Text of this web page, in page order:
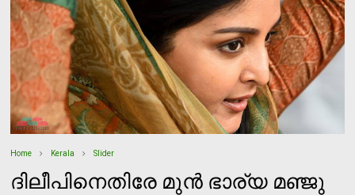
Home Kerala Slider
ദിലീപിനെതിരേ മുന്‍ ഭാര്യ മഞ്ജു